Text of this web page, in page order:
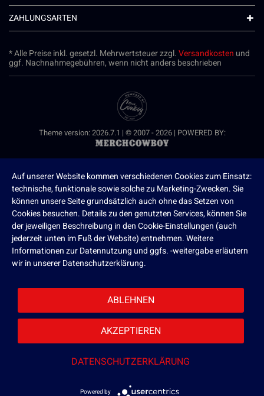
ZAHLUNGSARTEN
* Alle Preise inkl. gesetzl. Mehrwertsteuer zzgl.Versandkosten und
ggf. Nachnahmegebühren, wenn nicht anders beschrieben
Theme version: 2026.7.1 | © 2007 - 2026 | POWERED BY:
Auf unserer Website kommen verschiedenen Cookies zum Einsatz:
technische, funktionale sowie solche zu Marketing-Zwecken. Sie
können unsere Seite grundsätzlich auch ohne das Setzen von
Cookies besuchen. Details zu den genutzten Services, können Sie
der jeweiligen Beschreibung in den Cookie-Einstellungen (auch
jederzeit unten im Fuß der Website) entnehmen. Weitere
Informationen zur Datennutzung und ggfs. -weitergabe erläutern
wir in unserer Datenschutzerklärung.
ABLEHNEN
AKZEPTIEREN
DATENSCHUTZERKLÄRUNG
Powered by